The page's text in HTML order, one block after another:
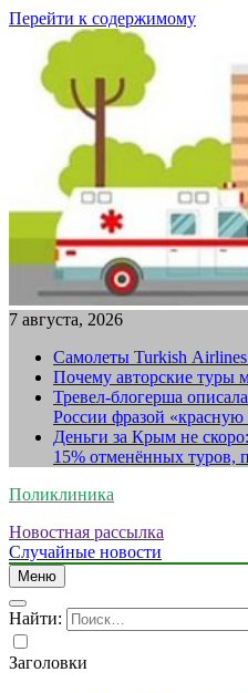
Перейти к содержимому
7 августа, 2026
Самолеты Turkish
Почему авторские туры
Тревел-блогерша
России фразой
Деньги за Крым не
15% отменённых туров,
Поликлиника
Новостная рассылка
Случайные новости
Меню
Найти:
Заголовки